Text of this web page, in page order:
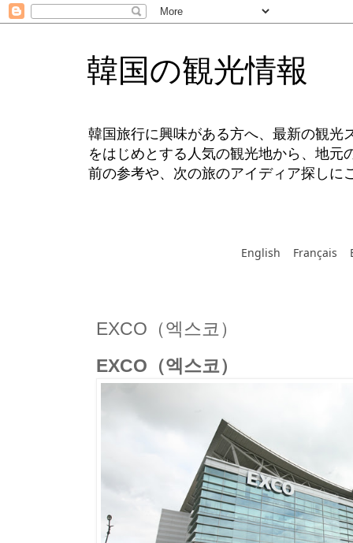
韓国の観光情報
韓国旅行に興味がある方へ、最新の観光
をはじめとする人気の観光地から、地
前の参考や、次の旅のアイディア探しに
English Français
EXCO（엑스코）
EXCO（엑스코）